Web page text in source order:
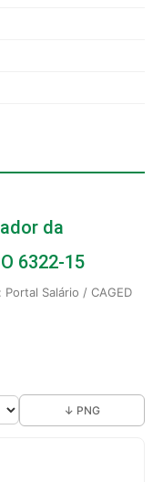
da
6322-15
Salário / CAGED
↓ PNG